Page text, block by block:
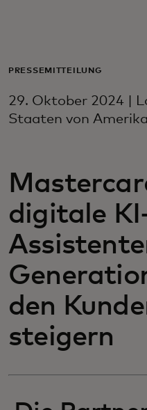
Für
Für die Welt
Neuigkeiten
PRESSEMITTEILUNG
29. Oktober 2024 |
Staaten von Amerika
digitale
den
steigern